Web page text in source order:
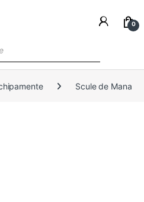
0
Scule de Mana